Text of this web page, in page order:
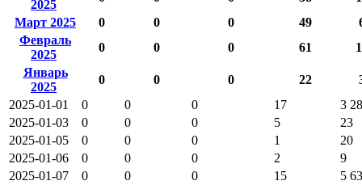
2025
Март 2025
0 0 0 49
Февраль
2025
0 0 0 61
Январь
2025
0 0 0 22
2025-01-01
0 0 0 17
3
2025-01-03
0 0 0 5
23
2025-01-05
0 0 0 1
20
2025-01-06
0 0 0 2
9
2025-01-07
0 0 0 15
5